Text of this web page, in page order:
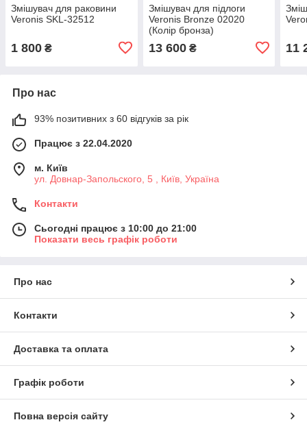
Змішувач для раковини
Veronis SKL-32512
1 800 ₴
Змішувач для підлоги
Veronis Bronze 02020
(Колір бронза)
13 600₴ 11
Про нас
93% позитивних з 60 відгуків за рік
Працює з 22.04.2020
м. Київ
ул. Довнар-Запольского, 5 , Київ, Україна
Контакти
Сьогодні працює з 10:00 до 21:00
Показати весь графік роботи
Про нас
Контакти
Доставка та оплата
Графік роботи
Повна версія сайту